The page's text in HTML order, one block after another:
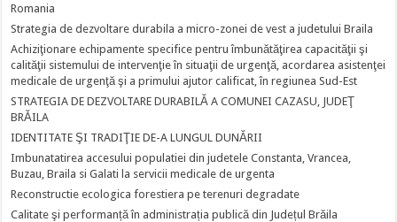
Romania
Strategia de dezvoltare durabila a micro-zonei de vest a judetului Braila
Achiziţionare echipamente specifice pentru îmbunătăţirea capacităţii şi
calităţii sistemului de intervenţie în situaţii de urgenţă, acordarea asistenţei
medicale de urgenţă şi a primului ajutor calificat, în regiunea Sud-Est
STRATEGIA DE DEZVOLTARE DURABILĂ A COMUNEI CAZASU, JUDEŢ
BRĂILA
IDENTITATE ŞI TRADIŢIE DE-A LUNGUL DUNĂRII
Imbunatatirea accesului populatiei din judetele Constanta, Vrancea,
Buzau, Braila si Galati la servicii medicale de urgenta
Reconstructie ecologica forestiera pe terenuri degradate
Calitate şi performanță în administrația publică din Județul Brăila